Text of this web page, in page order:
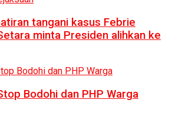
tangani kasus Febrie
minta Presiden alihkan ke
Bodohi dan PHP Warga